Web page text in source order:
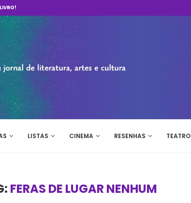
LISTAS CINEMA RESENHAS TEATRO
FERAS DE LUGAR NENHUM